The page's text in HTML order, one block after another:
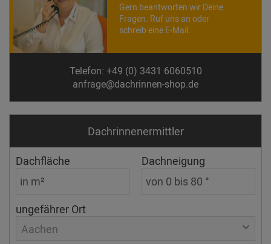
Gern beantworten wir Deine
Fragen. Ruf uns an oder
schreib eine E-Mail.
Telefon: +49 (0) 3431 6060510
anfrage@dachrinnen-shop.de
Dachrinnen­ermittler
Dachfläche Dachneigung
ungefährer Ort
Aachen